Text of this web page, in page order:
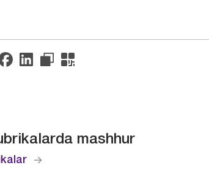
mashhur